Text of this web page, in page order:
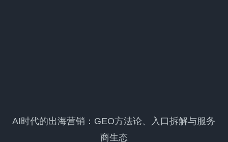
AI时代的出海营销：GEO方法论、入口拆解与服务
商生态